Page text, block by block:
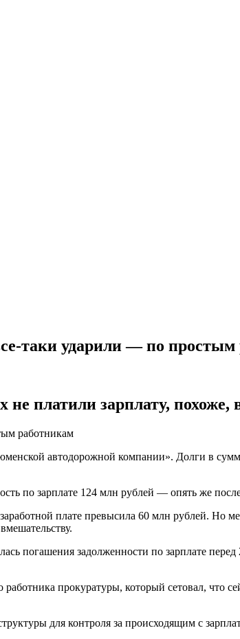
таки ударили — по простым
платили зарплату, похоже,
автодорожной компании». Долги в
по зарплате 124 млн рублей — опять же
плате превысила 60 млн рублей. Но
погашения задолженности по зарплате
прокуратуры, который сетовал, что
для контроля за происходящим с